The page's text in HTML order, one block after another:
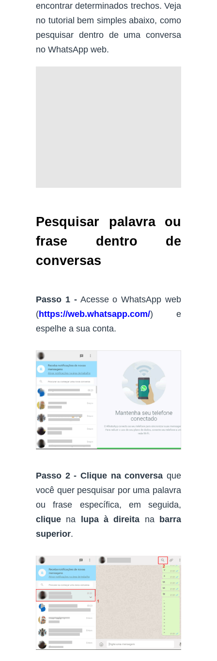
encontrar determinados trechos. Veja
no tutorial bem simples abaixo, como
pesquisar dentro de uma conversa
no WhatsApp web.
Pesquisar palavra ou
frase dentro de
conversas
Passo 1 -Acesse o WhatsApp web
(https://web.whatsapp.com/) e
espelhe a sua conta.
Passo 2 - Clique na conversa que
você quer pesquisar por uma palavra
ou frase específica, em seguida,
clique na lupa à direita na barra
superior.